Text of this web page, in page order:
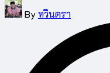
Posted
by
Byทวินตรา